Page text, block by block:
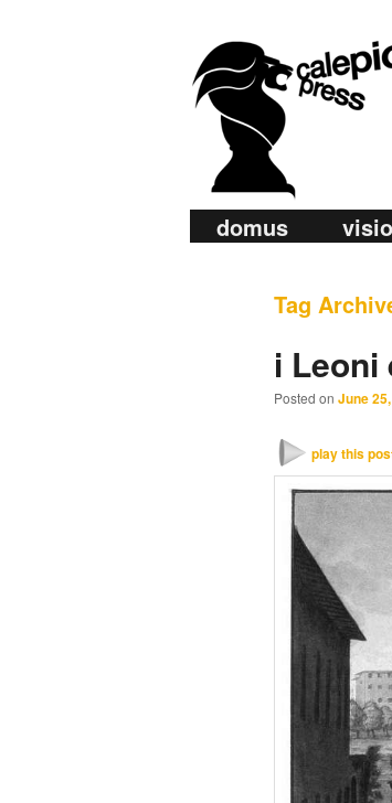
calepio
©
a
Skip
Skip
secondary
domus
Tag
i Leoni
Posted on June
play this